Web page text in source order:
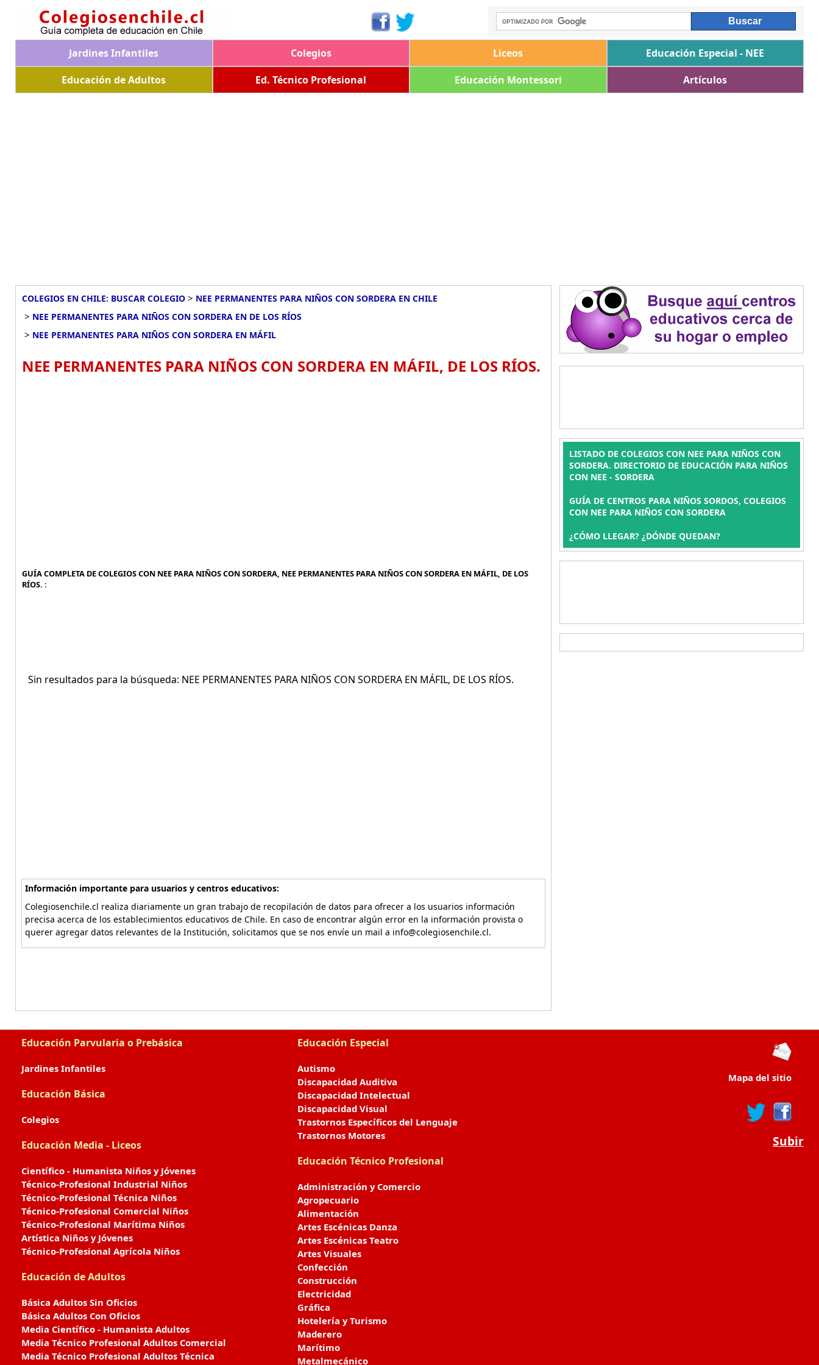
Jardines Infantiles Colegios Liceos
Educación Especial - NEE
Educación de Adultos
Ed. Técnico Profesional Educación Montessori Artículos
COLEGIOS EN CHILE: BUSCAR COLEGIO > NEE PERMANENTES PARA NIÑOS CON SORDERA EN CHILE
> NEE PERMANENTES PARA NIÑOS CON SORDERA EN DE LOS RÍOS
> NEE PERMANENTES PARA NIÑOS CON SORDERA EN MÁFIL
NEE PERMANENTES PARA NIÑOS CON SORDERA EN MÁFIL, DE LOS RÍOS.
GUÍA COMPLETA DE COLEGIOS CON NEE PARA NIÑOS CON SORDERA, NEE PERMANENTES PARA NIÑOS CON SORDERA EN MÁFIL, DE LOS
RÍOS. :
Sin resultados para la búsqueda: NEE PERMANENTES PARA NIÑOS CON SORDERA EN MÁFIL, DE LOS RÍOS.
Información importante para usuarios y centros educativos:
Colegiosenchile.cl realiza diariamente un gran trabajo de recopilación de datos para ofrecer a los usuarios información
precisa acerca de los establecimientos educativos de Chile. En caso de encontrar algún error en la información provista o
querer agregar datos relevantes de la Institución, solicitamos que se nos envíe un mail a info@colegiosenchile.cl.
LISTADO DE COLEGIOS CON NEE PARA NIÑOS CON
SORDERA. DIRECTORIO DE EDUCACIÓN PARA NIÑOS
CON NEE - SORDERA
GUÍA DE CENTROS PARA NIÑOS SORDOS, COLEGIOS
CON NEE PARA NIÑOS CON SORDERA
¿CÓMO LLEGAR? ¿DÓNDE QUEDAN?
Educación Parvularia o Prebásica
Jardines Infantiles
Educación Básica
Colegios
Educación Media - Liceos
Científico - Humanista Niños y Jóvenes
Técnico-Profesional Industrial Niños
Técnico-Profesional Técnica Niños
Técnico-Profesional Comercial Niños
Técnico-Profesional Marítima Niños
Artística Niños y Jóvenes
Técnico-Profesional Agrícola Niños
Educación de Adultos
Básica Adultos Sin Oficios
Básica Adultos Con Oficios
Media Científico - Humanista Adultos
Media Técnico Profesional Adultos Comercial
Media Técnico Profesional Adultos Técnica
Educación Especial
Autismo
Discapacidad Auditiva
Discapacidad Intelectual
Discapacidad Visual
Trastornos Específicos del Lenguaje
Trastornos Motores
Educación Técnico Profesional
Administración y Comercio
Agropecuario
Alimentación
Artes Escénicas Danza
Artes Escénicas Teatro
Artes Visuales
Confección
Construcción
Electricidad
Gráfica
Hotelería y Turismo
Maderero
Marítimo
Metalmecánico
Mapa del sitio
Subir